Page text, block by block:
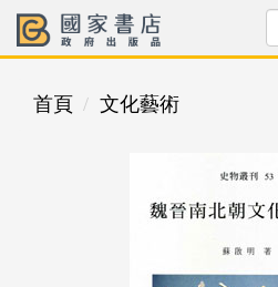
首頁 文化藝術